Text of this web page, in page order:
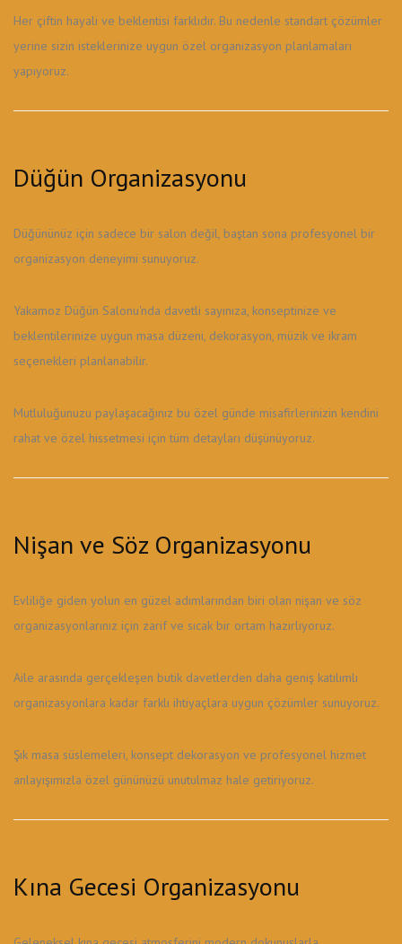
Her çiftin hayali ve beklentisi farklıdır. Bu nedenle standart çözümler
yerine sizin isteklerinize uygun özel organizasyon planlamaları
yapıyoruz.
Düğün Organizasyonu
Düğününüz için sadece bir salon değil, baştan sona profesyonel bir
organizasyon deneyimi sunuyoruz.
Yakamoz Düğün Salonu'nda davetli sayınıza, konseptinize ve
beklentilerinize uygun masa düzeni, dekorasyon, müzik ve ikram
seçenekleri planlanabilir.
Mutluluğunuzu paylaşacağınız bu özel günde misafirlerinizin kendini
rahat ve özel hissetmesi için tüm detayları düşünüyoruz.
Nişan ve Söz Organizasyonu
Evliliğe giden yolun en güzel adımlarından biri olan nişan ve söz
organizasyonlarınız için zarif ve sıcak bir ortam hazırlıyoruz.
Aile arasında gerçekleşen butik davetlerden daha geniş katılımlı
organizasyonlara kadar farklı ihtiyaçlara uygun çözümler sunuyoruz.
Şık masa süslemeleri, konsept dekorasyon ve profesyonel hizmet
anlayışımızla özel gününüzü unutulmaz hale getiriyoruz.
Kına Gecesi Organizasyonu